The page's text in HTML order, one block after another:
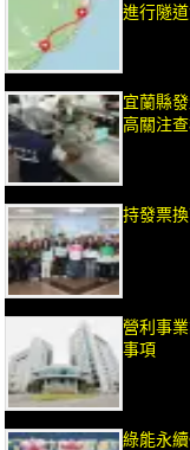
進行隧
宜蘭縣
高關注
持發票
營利事
事項
綠能永